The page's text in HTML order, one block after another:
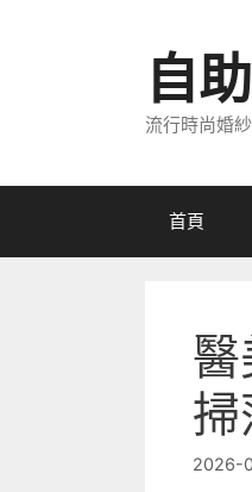
自
流行時尚婚
首頁
2026-